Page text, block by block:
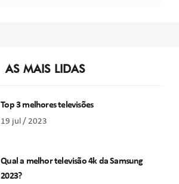
AS MAIS LIDAS
Top 3 melhores televisões
19 jul / 2023
Qual a melhor televisão 4k da Samsung
2023?